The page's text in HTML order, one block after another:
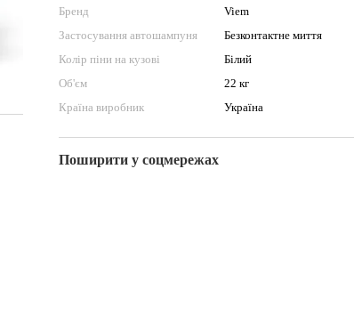
Бренд
Viem
Застосування автошампуня
Безконтактне миття
Колір піни на кузові
Білий
Об'єм
22 кг
Країна виробник
Україна
Поширити у соцмережах